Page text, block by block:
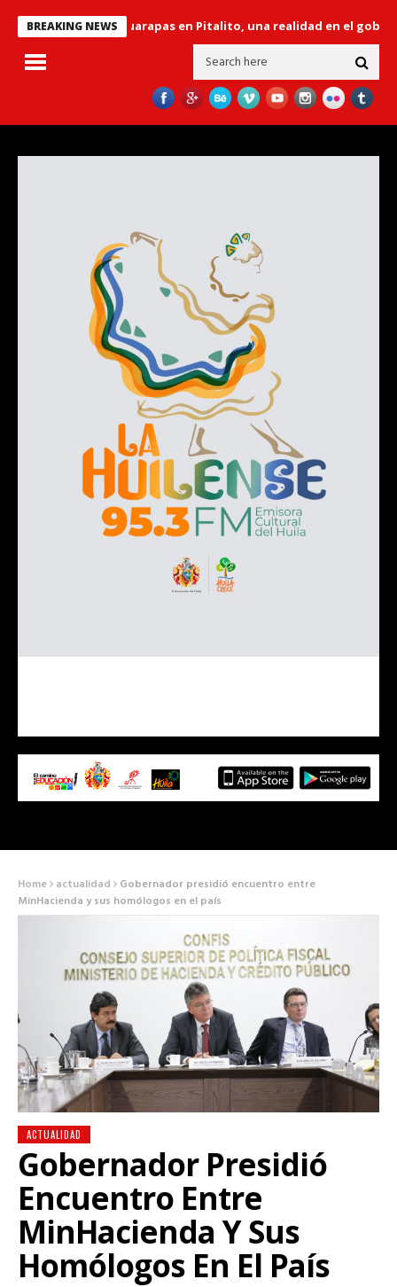
BREAKING NEWS
sobre el río Guarapas en Pitalito, una realidad en el gobierno
Home actualidad Gobernador presidió encuentro entre
MinHacienda y sus homólogos en el país
ACTUALIDAD
Gobernador Presidió
Encuentro Entre
MinHacienda Y Sus
Homólogos En El País